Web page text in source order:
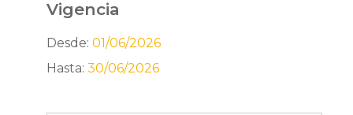
Vigencia
Desde:01/06/2026
Hasta:30/06/2026